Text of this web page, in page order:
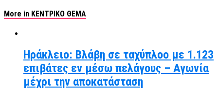
More in ΚΕΝΤΡΙΚΟ ΘΕΜΑ
Ηράκλειο: Βλάβη σε ταχύπλοο με 1.123
επιβάτες εν μέσω πελάγους – Αγωνία
μέχρι την αποκατάσταση